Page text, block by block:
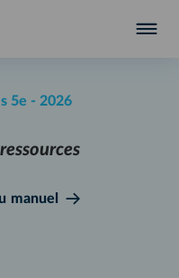
5e - 2026
manuel